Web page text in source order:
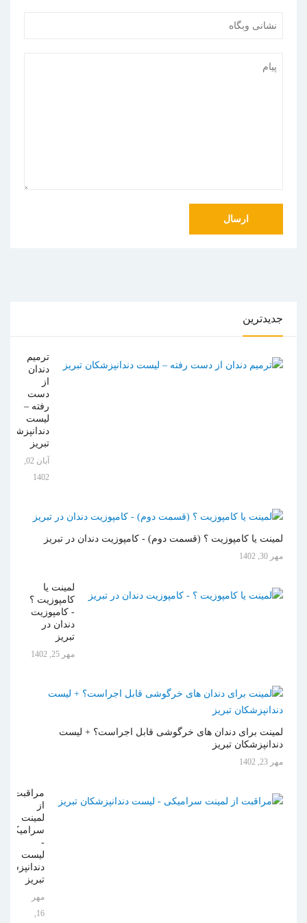
جدیدترین
ترمیم
دندان
از
دست
رفته –
لیست
دندانپزشکان
تبریز
1402
لمینت یا کامپوزیت ؟ (قسمت دوم) - کامپوزیت دندان در تبریز
مهر 30, 1402
لمینت یا
کامپوزیت ؟
- کامپوزیت
دندان در
تبریز
مهر 25, 1402
لمینت برای دندان های خرگوشی قابل اجراست؟ + لیست
دندانپزشکان تبریز
مهر 23, 1402
مراقبت
از
لمینت
سرامیکی
-
لیست
تبریز
مهر